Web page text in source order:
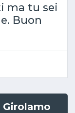
ma tu sei
Buon